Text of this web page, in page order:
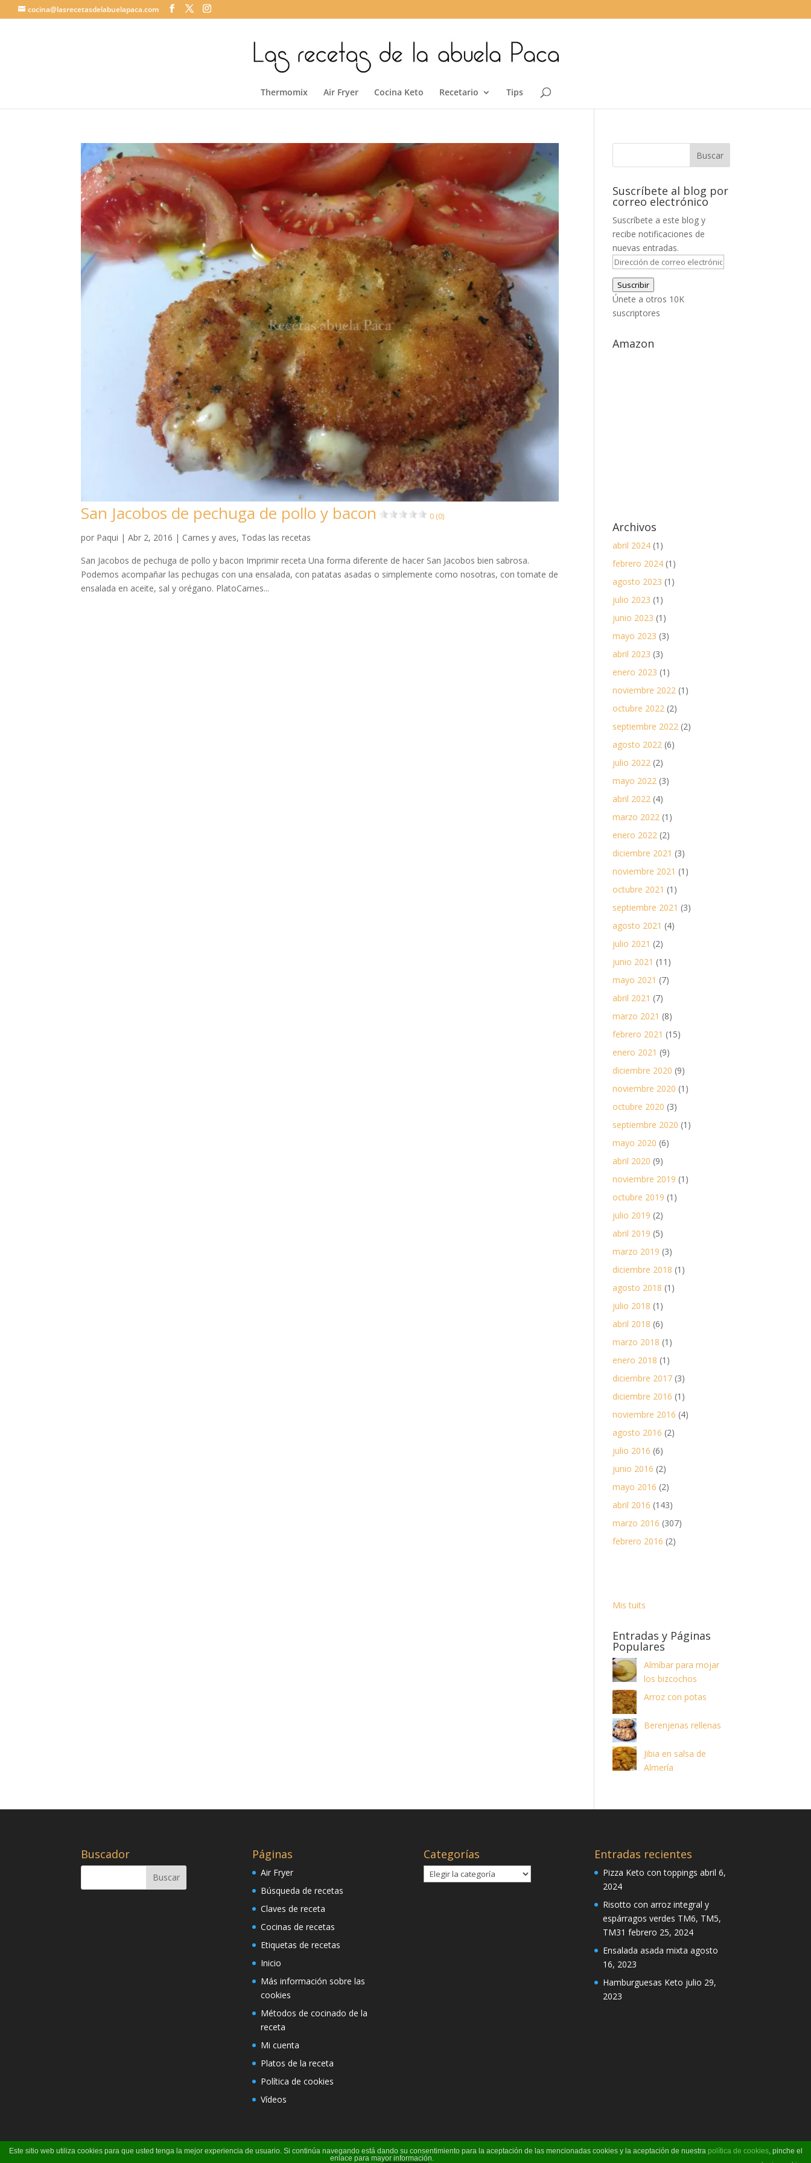
cocina@lasrecetasdelabuelapaca.com
Thermomix Air Fryer Cocina Keto Recetario Tips
San Jacobos de pechuga de pollo y bacon 0 (0)
por Paqui |Abr 2, 2016 | Carnes y aves, Todas las recetas
San Jacobos de pechuga de pollo y bacon Imprimir receta Una forma diferente de hacer San Jacobos bien sabrosa.
Podemos acompañar las pechugas con una ensalada, con patatas asadas o simplemente como nosotras, con tomate de
ensalada en aceite, sal y orégano. PlatoCarnes...
Suscríbete al blog por
correo electrónico
Suscríbete a este blog y
recibe notificaciones de
nuevas entradas.
Dirección
de
correo
electrónico
Suscribir
Únete a otros 10K
suscriptores
Amazon
Archivos
abril 2024 (1)
febrero 2024 (1)
agosto 2023 (1)
julio 2023 (1)
junio 2023 (1)
mayo 2023 (3)
abril 2023 (3)
enero 2023 (1)
noviembre 2022 (1)
octubre 2022 (2)
septiembre 2022 (2)
agosto 2022 (6)
julio 2022 (2)
mayo 2022 (3)
abril 2022 (4)
marzo 2022 (1)
enero 2022 (2)
diciembre 2021 (3)
noviembre 2021 (1)
octubre 2021 (1)
septiembre 2021 (3)
agosto 2021 (4)
julio 2021 (2)
junio 2021 (11)
mayo 2021 (7)
abril 2021 (7)
marzo 2021 (8)
febrero 2021 (15)
enero 2021 (9)
diciembre 2020 (9)
noviembre 2020 (1)
octubre 2020 (3)
septiembre 2020 (1)
mayo 2020 (6)
abril 2020 (9)
noviembre 2019 (1)
octubre 2019 (1)
julio 2019 (2)
abril 2019 (5)
marzo 2019 (3)
diciembre 2018 (1)
agosto 2018 (1)
julio 2018 (1)
abril 2018 (6)
marzo 2018 (1)
enero 2018 (1)
diciembre 2017 (3)
diciembre 2016 (1)
noviembre 2016 (4)
agosto 2016 (2)
julio 2016 (6)
junio 2016 (2)
mayo 2016 (2)
abril 2016 (143)
marzo 2016 (307)
febrero 2016 (2)
Mis tuits
Entradas y Páginas
Populares
Almíbar para mojar
los bizcochos
Arroz con potas
Berenjenas rellenas
Jibia en salsa de
Almería
Buscador Páginas
Air Fryer
Búsqueda de recetas
Claves de receta
Cocinas de recetas
Etiquetas de recetas
Inicio
Más información sobre las
cookies
Métodos de cocinado de la
receta
Mi cuenta
Platos de la receta
Política de cookies
Vídeos
Categorías
Categorías
Entradas recientes
Pizza Keto con toppings abril 6,
2024
Risotto con arroz integral y
espárragos verdes TM6, TM5,
TM31 febrero 25, 2024
Ensalada asada mixta agosto
16, 2023
Hamburguesas Keto julio 29,
2023
Este sitio web utiliza cookies para que usted tenga la mejor experiencia de usuario. Si continúa navegando está dando su consentimiento para la aceptación de las mencionadas cookies y la aceptación de nuestra política de cookies, pinche el
enlace para mayor información.